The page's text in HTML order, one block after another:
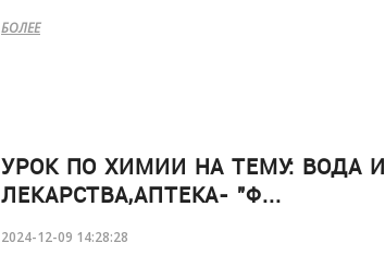
БОЛЕЕ
УРОК ПО ХИМИИ НА ТЕМУ: ВОДА И
ЛЕКАРСТВА,АПТЕКА- "Ф...
2024-12-09 14:28:28